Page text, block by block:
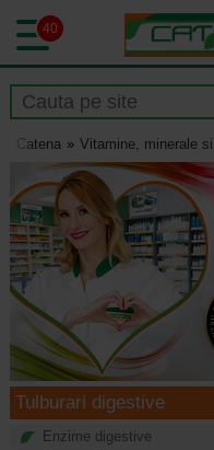
40
Catena Vitamine, minerale
Tulburari digestive
Enzime digestive